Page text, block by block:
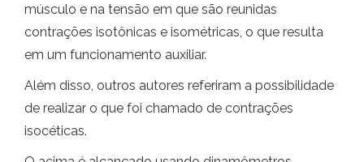
músculo e na tensão em que são reunidas
contrações isotônicas e isométricas, o que resulta
em um funcionamento auxiliar.
Além disso, outros autores referiram a possibilidade
de realizar o que foi chamado de contrações
isocéticas.